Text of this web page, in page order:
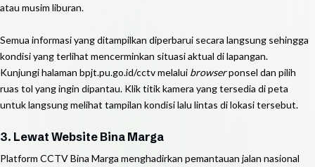
atau musim liburan.
Semua informasi yang ditampilkan diperbarui secara langsung sehingga
kondisi yang terlihat mencerminkan situasi aktual di lapangan.
Kunjungi halaman bpjt.pu.go.id/cctv melalui browserponsel dan pilih
ruas tol yang ingin dipantau. Klik titik kamera yang tersedia di peta
untuk langsung melihat tampilan kondisi lalu lintas di lokasi tersebut.
3. Lewat Website Bina Marga
Platform CCTV Bina Marga menghadirkan pemantauan jalan nasional